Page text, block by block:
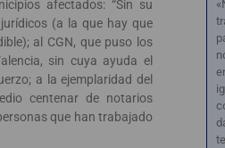
afectados: “Sin su
(a la que hay que
al CGN, que puso los
sin cuya ayuda el
a la ejemplaridad del
centenar de notarios
que han trabajado